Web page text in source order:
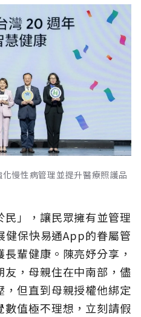
慢性病管理並提升醫療照護品
」，讓民眾擁有並管理
健保快易通App的眷屬管
輩健康。陳亮妤分享，
，母親住在中南部，儘
但直到母親授權他綁定
值極不理想，立刻請假